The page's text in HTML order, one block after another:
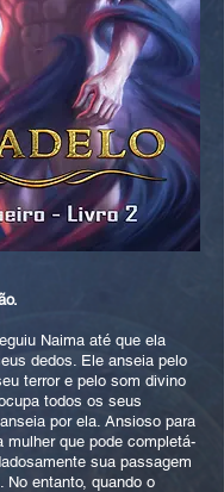
Naima até que ela
dedos. Ele anseia pelo
terror e pelo som divino
todos os seus
por ela. Ansioso para
mulher que pode completá-
sua passagem
No entanto, quando o